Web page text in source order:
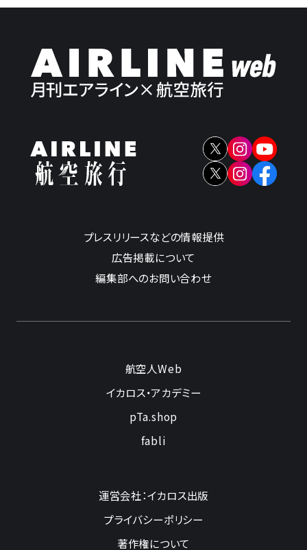
プレスリリースなどの情報提供
広告掲載について
編集部へのお問い合わせ
航空人Web
イカロス・アカデミー
pTa.shop
fabli
運営会社：イカロス出版
プライバシーポリシー
著作権について